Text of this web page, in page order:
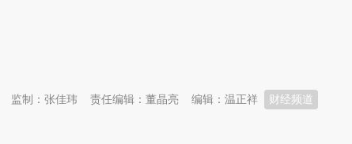
财经频道
编辑：温正祥
责任编辑：董晶亮
监制：张佳玮